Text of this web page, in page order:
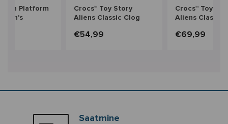
Platform
Crocs™ Toy Story
Aliens Classic Clog
€54,99
Crocs™ Toy
Aliens Classic
€69,99
Saatmine